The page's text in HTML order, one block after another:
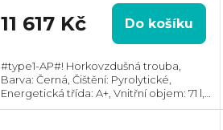
11 617 Kč Do košíku
#type1-AP#! Horkovzdušná trouba,
Barva: Černá, Čištění: Pyrolytické,
Energetická třída: A+, Vnitřní objem: 71 l,
Max. příkon: 3600 W, Gril , , Rozměry